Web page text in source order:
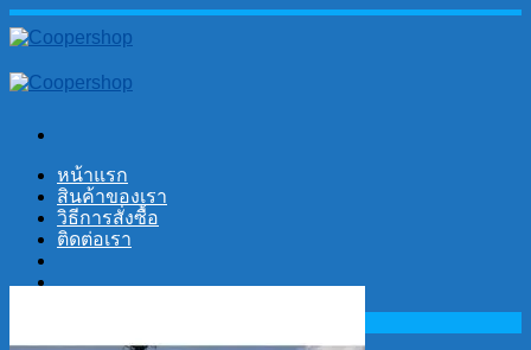
Skip
to
หน้าแรก
สินค้าของเรา
วิธีการสั่งซื้อ
ติดต่อเรา